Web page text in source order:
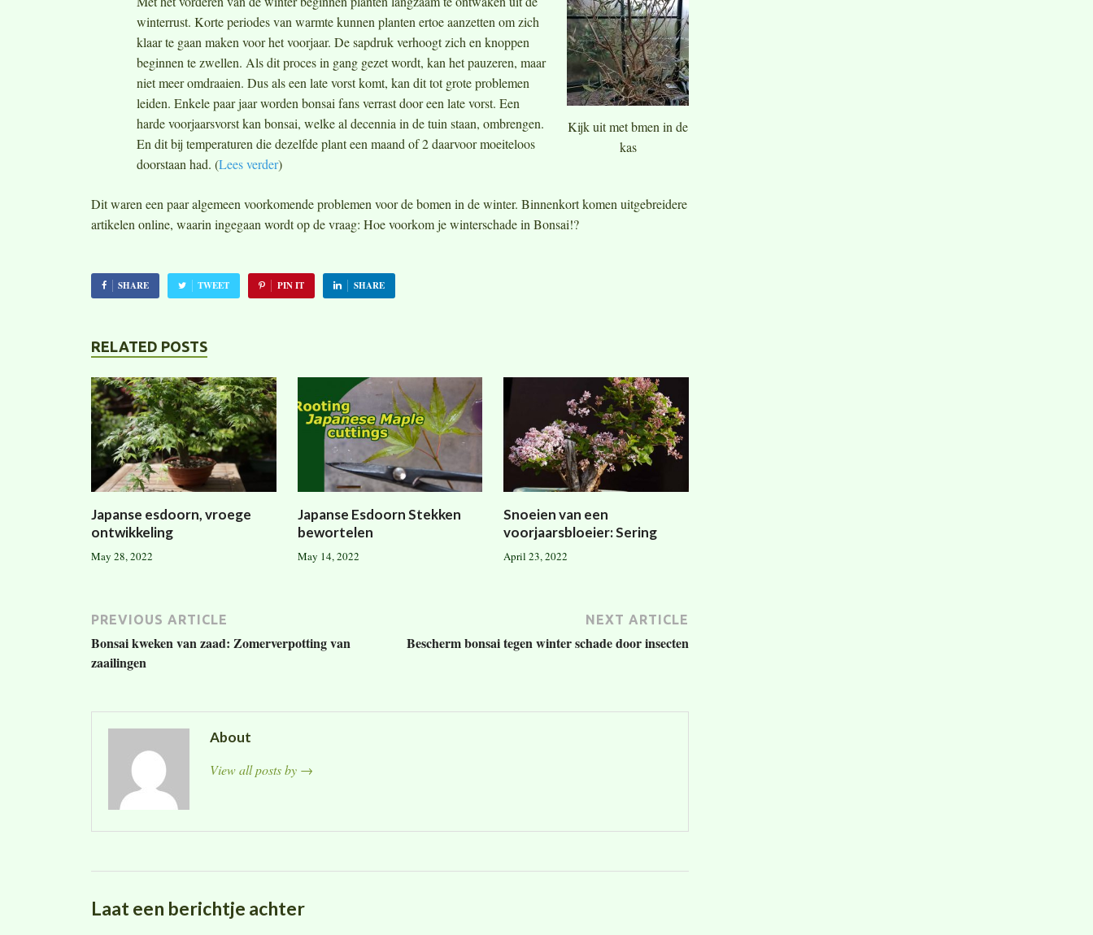
Kijk uit met bmen in de
kas
winterrust. Korte periodes van warmte kunnen planten ertoe aanzetten om zich
klaar te gaan maken voor het voorjaar. De sapdruk verhoogt zich en knoppen
beginnen te zwellen. Als dit proces in gang gezet wordt, kan het pauzeren, maar
niet meer omdraaien. Dus als een late vorst komt, kan dit tot grote problemen
leiden. Enkele paar jaar worden bonsai fans verrast door een late vorst. Een
harde voorjaarsvorst kan bonsai, welke al decennia in de tuin staan, ombrengen.
En dit bij temperaturen die dezelfde plant een maand of 2 daarvoor moeiteloos
doorstaan had. (Lees verder)
Dit waren een paar algemeen voorkomende problemen voor de bomen in de winter. Binnenkort komen uitgebreidere
artikelen online, waarin ingegaan wordt op de vraag: Hoe voorkom je winterschade in Bonsai!?
SHARE TWEET PIN IT SHARE
RELATED POSTS
Japanse esdoorn, vroege
ontwikkeling
May 28, 2022
Japanse Esdoorn Stekken
bewortelen
May 14, 2022
Snoeien van een
voorjaarsbloeier: Sering
April 23, 2022
PREVIOUS ARTICLE
Bonsai kweken van zaad: Zomerverpotting van
zaailingen
NEXT ARTICLE
Bescherm bonsai tegen winter schade door insecten
About
View all posts by →
Laat een berichtje achter